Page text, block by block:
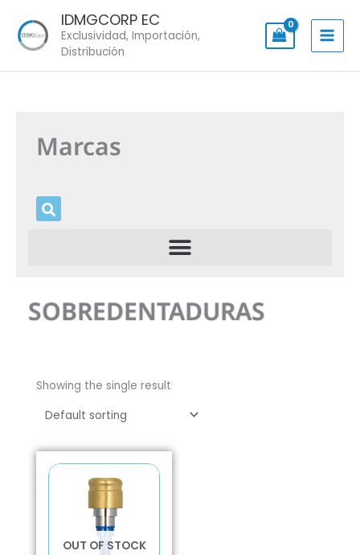
content
IDMGCORP EC
Exclusividad, Importación,
Distribución
Marcas
SOBREDENTADURAS
Showing the single result
OUT OF STOCK